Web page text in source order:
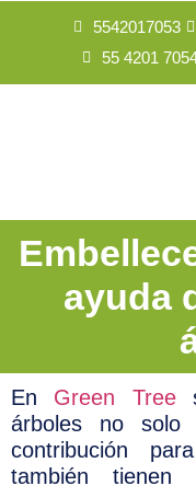
5542017053
55 4201
ayuda
En Green Tree
árboles no
contribución
también